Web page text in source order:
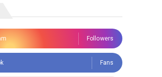
Followers
Fans